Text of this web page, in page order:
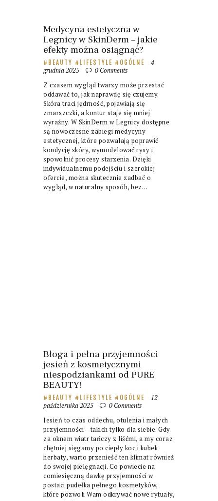
Medycyna estetyczna w
Legnicy w SkinDerm – jakie
efekty można osiągnąć?
BEAUTY LIFESTYLE OGÓLNE
4
grudnia 2025
0 Comments
Z czasem wygląd twarzy może przestać
oddawać to, jak naprawdę się czujemy.
Skóra traci jędrność, pojawiają się
zmarszczki, a kontur staje się mniej
wyraźny. W SkinDerm w Legnicy dostępne
są nowoczesne zabiegi medycyny
estetycznej, które pozwalają poprawić
kondycję skóry, wymodelować rysy i
spowolnić procesy starzenia. Dzięki
indywidualnemu podejściu i szerokiej
ofercie, można skutecznie zadbać o
wygląd, w naturalny sposób, bez…
Błoga i pełna przyjemności
jesień z kosmetycznymi
niespodziankami od PURE
BEAUTY!
BEAUTY LIFESTYLE OGÓLNE
12
października 2025
0 Comments
Jesień to czas oddechu, otulenia i małych
przyjemności – takich tylko dla siebie. Gdy
za oknem wiatr tańczy z liśćmi, a my coraz
chętniej sięgamy po ciepły koc i kubek
herbaty, warto przenieść ten klimat również
do swojej pielęgnacji. Co powiecie na
comiesięczną dawkę przyjemności w
postaci pudełka pełnego kosmetyków,
które pozwoli Wam odkrywać nowe rytuały,